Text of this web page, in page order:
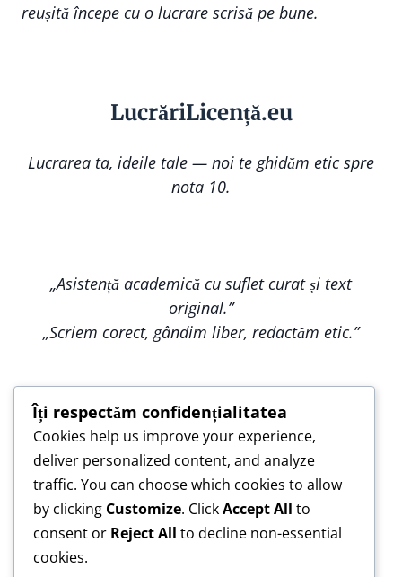
reușită începe cu o lucrare scrisă pe bune.
LucrăriLicență.eu
Lucrarea ta, ideile tale — noi te ghidăm etic spre
nota 10.
„Asistență academică cu suflet curat și text
original.”
„Scriem corect, gândim liber, redactăm etic.”
„Construim împreună, nu copiem — pentru o
lucrare care te reprezintă.”
„Asistență de încredere pentru lucrări scrise cu
responsabilitate.”
Îți respectăm confidențialitatea
Cookies help us improve your experience,
deliver personalized content, and analyze
traffic. You can choose which cookies to allow
by clicking Customize. ClickAccept All to
consent or Reject All to decline non-essential
cookies.